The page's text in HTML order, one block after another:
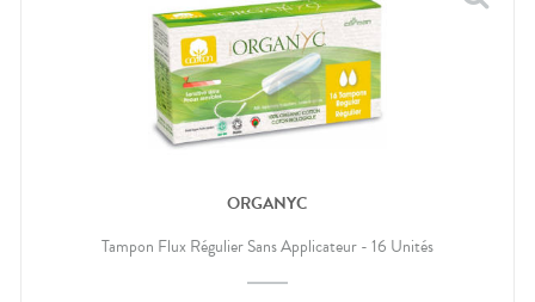
ORGANYC
Tampon Flux Régulier Sans Applicateur - 16 Unités